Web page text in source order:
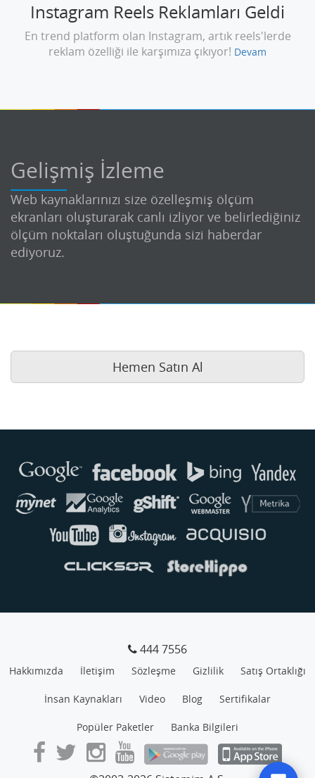
Instagram Reels Reklamları Geldi
En trend platform olan Instagram, artık reels'lerde
reklam özelliği ile karşımıza çıkıyor! Devam
Gelişmiş İzleme
Web kaynaklarınızı size özelleşmiş ölçüm
ekranları oluşturarak canlı izliyor ve belirlediğiniz
ölçüm noktaları oluştuğunda sizi haberdar
ediyoruz.
Hemen Satın Al
444 7556
Hakkımızda İletişim Sözleşme Gizlilik Satış Ortaklığı
İnsan Kaynakları Video Blog Sertifikalar
Popüler Paketler Banka Bilgileri
Buse